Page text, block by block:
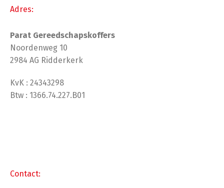
Adres:
Parat Gereedschapskoffers
Noordenweg 10
2984 AG Ridderkerk
KvK : 24343298
Btw : 1366.74.227.B01
Contact: